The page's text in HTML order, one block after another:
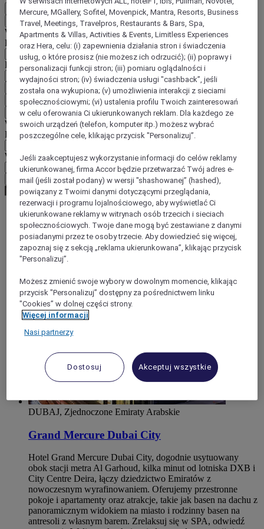
Wstecz
Wybierz kraj i język poniżej
Region
Kraj/region-język
Potwierdź kraj i język
EUR (€)
Wstecz
Wybierz walutę poniżej
Region
Waluta
Potwierdź walutę
World
Middle East
United Arab Emirates
Sharjah
DUBAJ, Zjednoczone Emiraty Arabskie
Grand Mercure Dubai City
Hotel Grand Mercure Dubai City, dogodnie usytuowany
obok stacji metra Al Garhoud, kilka minut od lotniska DXB i
City Centre Deira, łączy dziedzictwo Emiratów z
nowoczesnym wyrafinowaniem. Oferujemy przestronne
pokoje i apartamenty oraz atrakcje, takie jak basen na dachu z
panoramicznym widokiem na miasto i rodzinny basen na
antresoli z własnym barem. Zrelaksuj się w SPA, odwiedź
Mercure, MGallery, Sofitel, Movenpick, Mantra, Resorts, Business
Travel, Meetings, Travelpros, Restaurants & Bars, Spa,
Apartments & Villas, Activities & Events, Limitless Experiences
oraz Hera, celu: (i) zapewnienia działania stron i świadczenia
usług, o które prosisz (nie możesz ich odrzucić); (ii) poprawy i
personalizacji funkcji stron; (iii) pomiaru oglądalności i
wydajności stron; (iv) świadczenia usługi "cashback”, jeśli
została ona wykupiona; (v) umożliwienia interakcji z sieciami
społecznościowymi; (vi) ustalenia profilu Twoich zainteresowań
w celu oferowania Ci ukierunkowanych reklam. Dla każdego ze
swoich urządzeń (telefon, komputer itp.) możesz wybrać
poszczególne cele, klikając przycisk "Personalizuj”.
Jeśli zaakceptujesz wykorzystanie informacji do celów reklamy
ukierunkowanej, firma Accor będzie przetwarzać Twój adres e-
mail (jeśli został podany) w wersji "shashowanej” (hashed),
powiązany z Twoimi danymi dotyczącymi przeglądania,
rezerwacji i programu lojalnościowego, aby wyświetlać Ci
ukierunkowane reklamy w witrynach osób trzecich i sieciach
społecznościowych. Twoje dane mogą być zestawiane z danymi
posiadanymi przez te osoby trzecie. Aby dowiedzieć się więcej,
zapoznaj się z sekcją „reklama ukierunkowana”, klikając przycisk
"Personalizuj”.
Możesz zmienić swoje wybory w dowolnym momencie, klikając
przycisk "Personalizuj” dostępny za pośrednictwem linku
"Cookies” w dolnej części strony.
Więcej informacji
Nasi partnerzy
Dostosuj Akceptuj wszystkie